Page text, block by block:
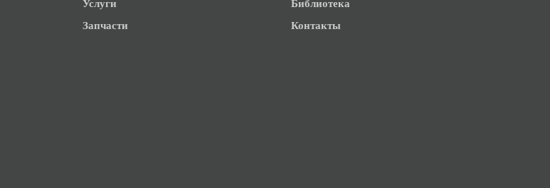
Услуги
Запчасти
Библиотека
Контакты